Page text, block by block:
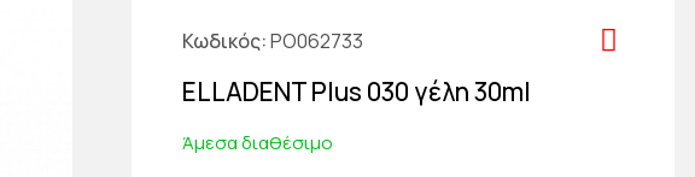
Κωδικός PO062733
ELLADENT Plus 030 γέλη 30ml
Άμεσα διαθέσιμο